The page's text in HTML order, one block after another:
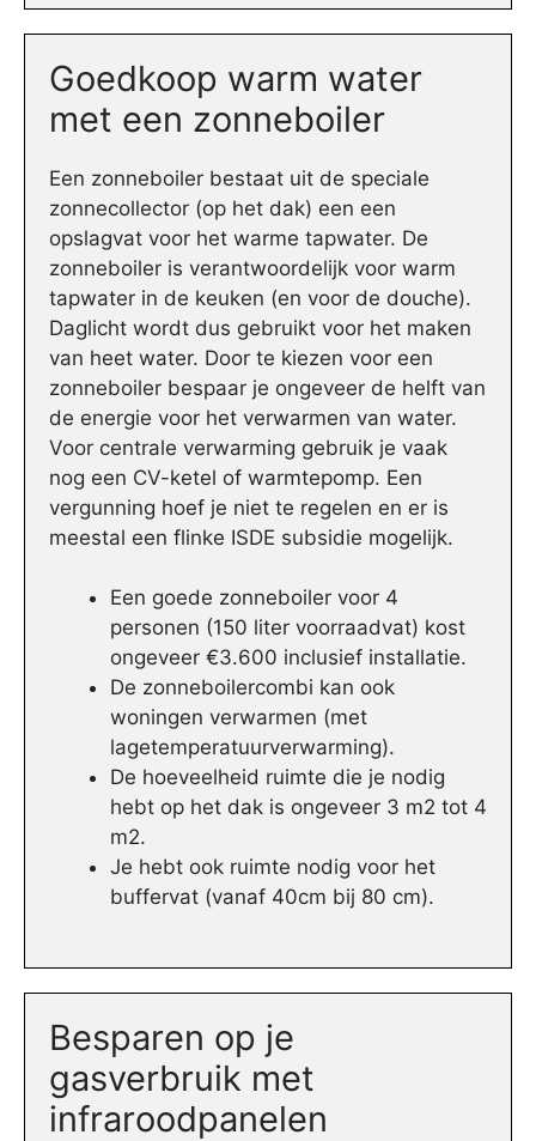
Goedkoop warm water
met een zonneboiler
Een zonneboiler bestaat uit de speciale
zonnecollector (op het dak) een een
opslagvat voor het warme tapwater. De
zonneboiler is verantwoordelijk voor warm
tapwater in de keuken (en voor de douche).
Daglicht wordt dus gebruikt voor het maken
van heet water. Door te kiezen voor een
zonneboiler bespaar je ongeveer de helft van
de energie voor het verwarmen van water.
Voor centrale verwarming gebruik je vaak
nog een CV-ketel of warmtepomp. Een
vergunning hoef je niet te regelen en er is
meestal een flinke ISDE subsidie mogelijk.
Een goede zonneboiler voor 4
personen (150 liter voorraadvat) kost
ongeveer €3.600 inclusief installatie.
De zonneboilercombi kan ook
woningen verwarmen (met
lagetemperatuurverwarming).
De hoeveelheid ruimte die je nodig
hebt op het dak is ongeveer 3 m2 tot 4
m2.
Je hebt ook ruimte nodig voor het
buffervat (vanaf 40cm bij 80 cm).
Besparen op je
gasverbruik met
infraroodpanelen